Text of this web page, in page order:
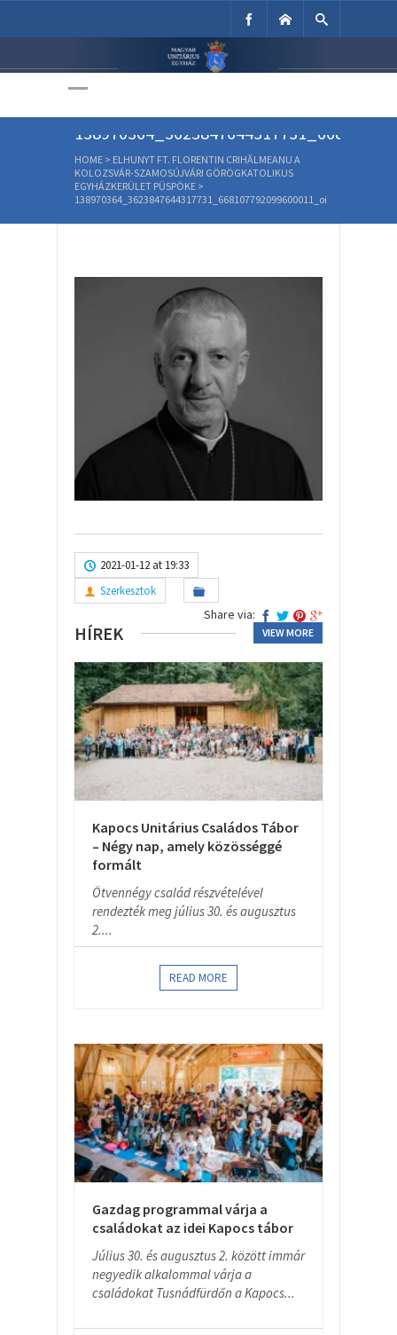
Unitárius Egyház
HOME > ELHUNYT FT. FLORENTIN CRIHĂLMEANU A
KOLOZSVÁR-SZAMOSÚJVÁRI GÖRÖGKATOLIKUS
EGYHÁZKERÜLET PÜSPÖKE >
138970364_3623847644317731_668107792099600011_oi
2021-01-12 at 19:33
Szerkesztok
Share via:
HÍREK VIEW MORE
Kapocs Unitárius Családos Tábor
– Négy nap, amely közösséggé
formált
Ötvennégy család részvételével
rendezték meg július 30. és augusztus
2....
READ MORE
Gazdag programmal várja a
családokat az idei Kapocs tábor
Július 30. és augusztus 2. között immár
negyedik alkalommal várja a
családokat Tusnádfürdőn a Kapocs...